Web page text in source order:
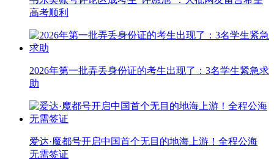
高考顺利
2026年第一批弄丢身份证的考生出现了：3名学生紧急求
助
爱达·魔都号开启中国首个无目的地海上游！全程公海
无需签证